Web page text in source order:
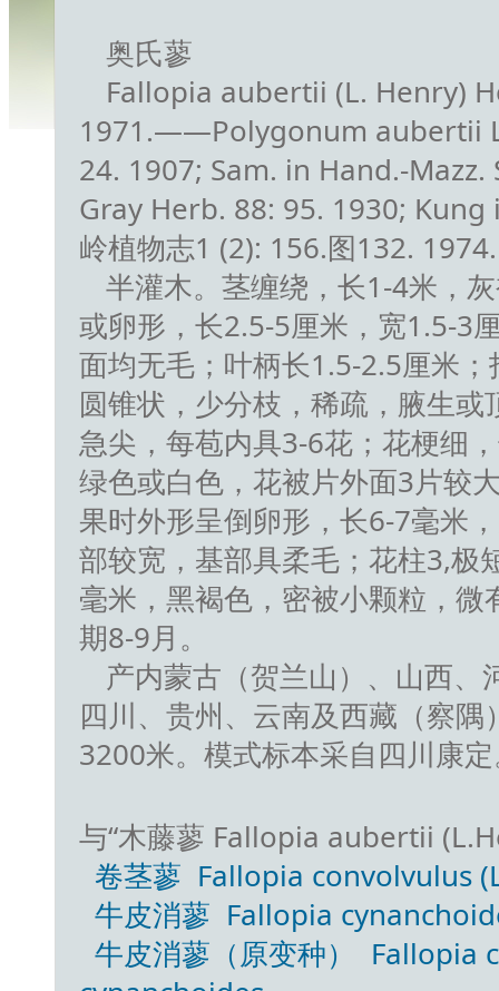
奥氏蓼
Fallopia aubertii (L. Henry)
1971.——Polygonum aubertii
24. 1907; Sam. in Hand.-
Gray Herb. 88: 95. 1930;
岭植物志1 (2): 156.图132. 1974.
半灌木。茎缠绕，长1-4米，
或卵形，长2.5-5厘米，宽1.5-3
面均无毛；叶柄长1.5-2.5厘米
圆锥状，少分枝，稀疏，腋生
急尖，每苞内具3-6花；花梗细
绿色或白色，花被片外面3片较
果时外形呈倒卵形，长6-7毫米
部较宽，基部具柔毛；花柱3,极
毫米，黑褐色，密被小颗粒，
期8-9月。
产内蒙古（贺兰山）、山西
四川、贵州、云南及西藏（察
3200米。模式标本采自四川康
与“木藤蓼 Fallopia aubertii
卷茎蓼 Fallopia convolvulus
牛皮消蓼 Fallopia
牛皮消蓼（原变种） Fallopia